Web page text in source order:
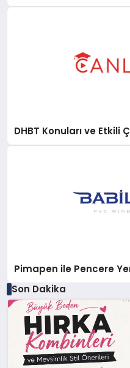
DHBT Konuları ve Etkili
Pimapen ile Pencere
Son Dakika